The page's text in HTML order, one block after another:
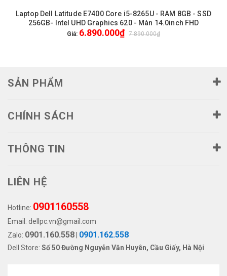
Laptop Dell Latitude E7400 Core i5-8265U - RAM 8GB - SSD
256GB- Intel UHD Graphics 620 - Màn 14.0inch FHD
Giá: 6.890.000₫ 7.890.000₫
SẢN PHẨM
CHÍNH SÁCH
THÔNG TIN
LIÊN HỆ
Hotline: 0901160558
Email: dellpc.vn@gmail.com
Zalo: 0901.160.558 0901.162.558
Dell Store: Số 50 Đường Nguyễn Văn Huyên, Cầu Giấy, Hà Nội